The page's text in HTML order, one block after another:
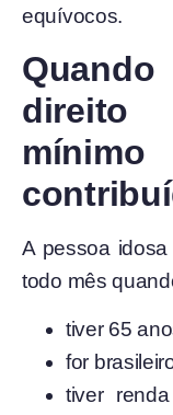
equívocos.
direito
mínimo
A pessoa
todo mês
tiver 65
for
tiver